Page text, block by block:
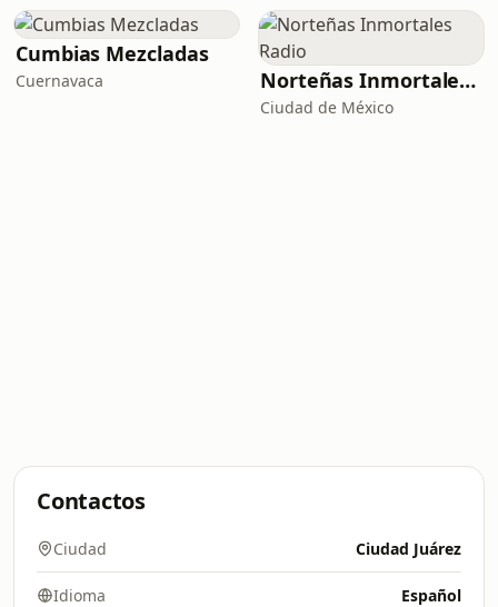
Cumbias Mezcladas
Cuernavaca Norteñas Inmortales Radio
Ciudad de México
Contactos
Ciudad Ciudad Juárez
Idioma Español